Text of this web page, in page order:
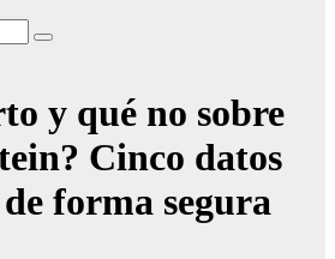
y qué no sobre
Cinco datos
forma segura